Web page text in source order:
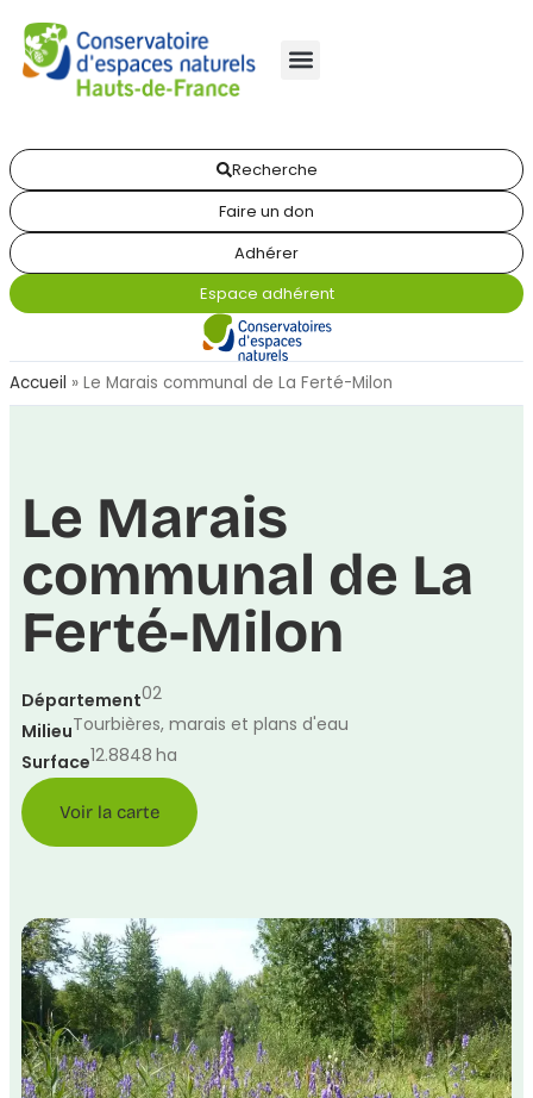
Recherche
Faire un don
Adhérer
Espace adhérent
Accueil » Le Marais communal de La Ferté-Milon
Le Marais
communal de La
Ferté-Milon
Département02
MilieuTourbières, marais et plans d'eau
Surface12.8848 ha
Voir la carte